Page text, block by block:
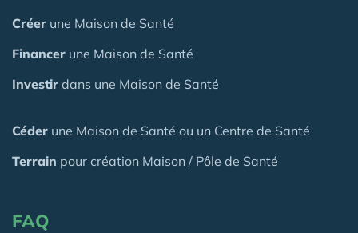
Créer une Maison de Santé
Financer une Maison de Santé
Investir dans une Maison de Santé
Céder une Maison de Santé ou un Centre de Santé
Terrain pour création Maison / Pôle de Santé
FAQ